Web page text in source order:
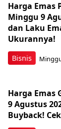
Bisnis
Harga Emas
Minggu 9
dan Laku
Ukurannya!
Harga Emas
9 Agustus
Buyback!